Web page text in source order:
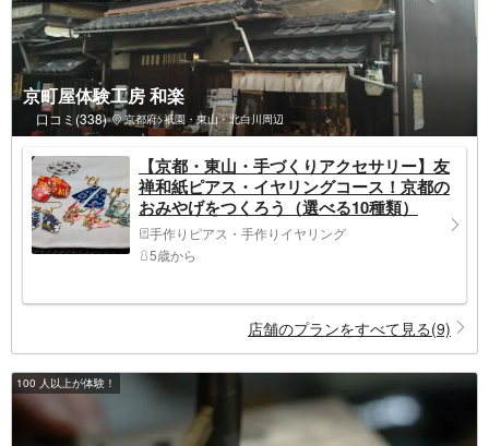
京町屋体験工房 和楽
口コミ(338) 京都府>祇園・東山・北白川周辺
【京都・東山・手づくりアクセサリー】友
禅和紙ピアス・イヤリングコース！京都の
おみやげをつくろう（選べる10種類）
手作りピアス・手作りイヤリング
5歳から
店舗のプランをすべて見る(9)
100 人以上が体験！